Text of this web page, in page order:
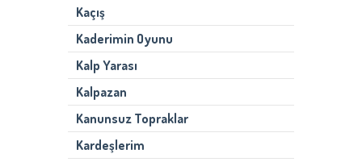
Kaçış
Kaderimin Oyunu
Kalp Yarası
Kalpazan
Kanunsuz Topraklar
Kardeşlerim